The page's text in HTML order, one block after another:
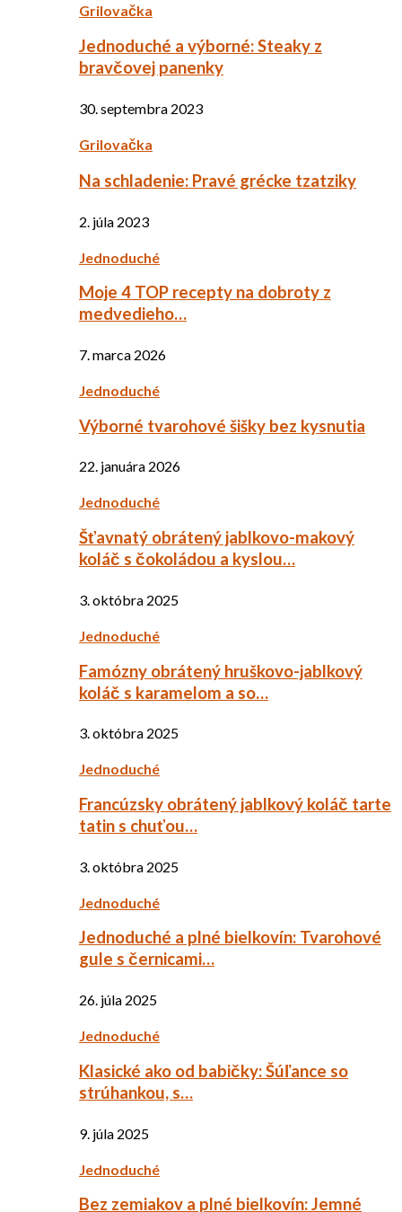
Grilovačka
Jednoduché a výborné: Steaky z
bravčovej panenky
30. septembra 2023
Grilovačka
Na schladenie: Pravé grécke tzatziky
2. júla 2023
Jednoduché
Moje 4 TOP recepty na dobroty z
medvedieho…
7. marca 2026
Jednoduché
Výborné tvarohové šišky bez kysnutia
22. januára 2026
Jednoduché
Šťavnatý obrátený jablkovo-makový
koláč s čokoládou a kyslou…
3. októbra 2025
Jednoduché
Famózny obrátený hruškovo-jablkový
koláč s karamelom a so…
3. októbra 2025
Jednoduché
Francúzsky obrátený jablkový koláč tarte
tatin s chuťou…
3. októbra 2025
Jednoduché
Jednoduché a plné bielkovín: Tvarohové
gule s černicami…
26. júla 2025
Jednoduché
Klasické ako od babičky: Šúľance so
strúhankou, s…
9. júla 2025
Jednoduché
Bez zemiakov a plné bielkovín: Jemné